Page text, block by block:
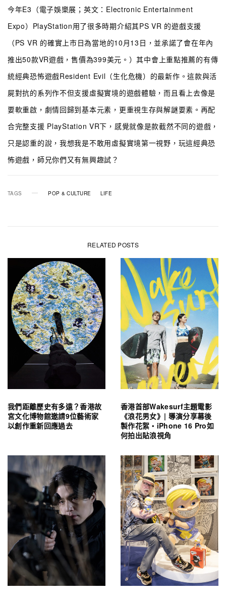
今年E3（電子娛樂展；英文：Electronic Entertainment
Expo）PlayStation用了很多時期介紹其PS VR 的遊戲支援
（PS VR 的確實上市日為當地的10月13日，並承諾了會在年內
推出50款VR遊戲，售價為399美元。）其中會上重點推薦的有傳
統經典恐怖遊戲Resident Evil（生化危機）的最新作。這款與活
屍對抗的系列作不但支援虛擬實境的遊戲體驗，而且看上去像是
要軟重啟，劇情回歸到基本元素，更重視生存與解謎要素。再配
合完整支援 PlayStation VR下，感覺就像是款截然不同的遊戲，
只是認重的說，我想我是不敢用虛擬實境第一視野，玩這經典恐
怖遊戲，師兄你們又有無興趣試？
TAGS POP & CULTURE LIFE
RELATED POSTS
我們距離歷史有多遠？香港故
宮文化博物館邀請9位藝術家
以創作重新回應過去
香港首部Wakesurf主題電影
《浪花男女》| 導演分享幕後
製作花絮・iPhone 16 Pro如
何拍出貼浪視角